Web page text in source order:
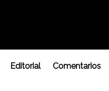
Editorial Comentarios